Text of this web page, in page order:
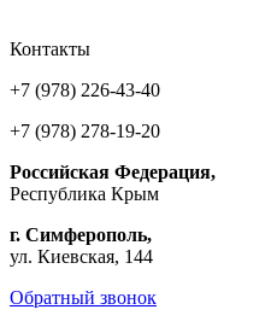
Контакты
+7 (978) 226-43-40
+7 (978) 278-19-20
Российская Федерация,
Республика Крым
г. Симферополь,
ул. Киевская, 144
Обратный звонок